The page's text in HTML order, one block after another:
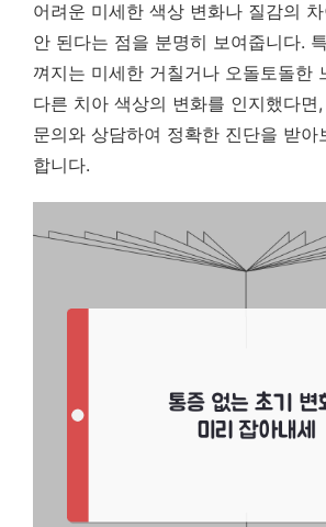
어려운 미세한 색상 변화나 질감의
안 된다는 점을 분명히 보여줍니다.
껴지는 미세한 거칠거나 오돌토돌한
다른 치아 색상의 변화를 인지했다면
문의와 상담하여 정확한 진단을 받아
합니다.